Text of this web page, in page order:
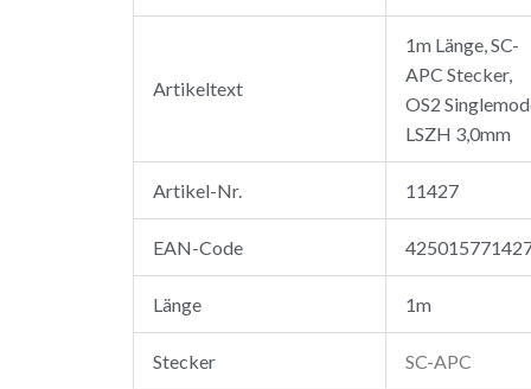
Artikeltext
1m Länge, SC-
APC Stecker,
OS2
LSZH 3,0mm
Artikel-Nr. 11427
EAN-Code
Länge 1m
Stecker SC-APC